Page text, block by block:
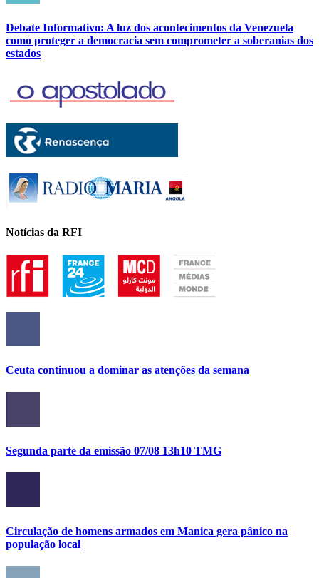
Debate Informativo: A luz dos acontecimentos da Venezuela
como proteger a democracia sem comprometer a soberanias dos
estados
Notícias da RFI
Ceuta continuou a dominar as atenções da semana
Segunda parte da emissão 07/08 13h10 TMG
Circulação de homens armados em Manica gera pânico na
população local